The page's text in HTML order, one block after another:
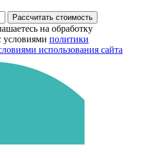
Рассчитать стоимость
на обработку
условиями политики
использования сайта